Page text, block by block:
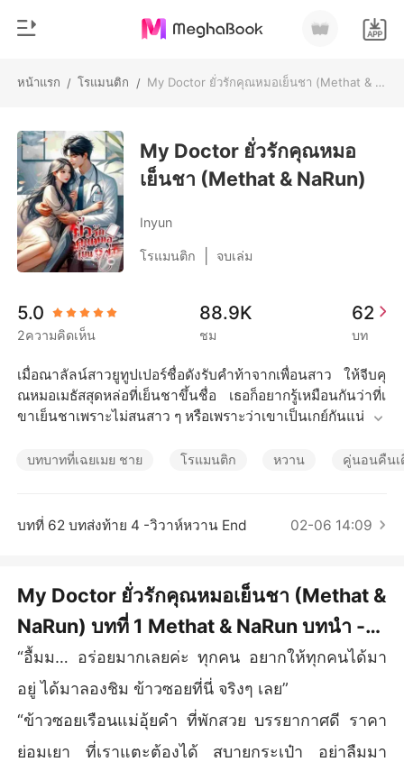
หน้าแรก / โรแมนติก / My Doctor ยั่วรักคุณหมอเย็นชา (Methat & NaRun)
0
เติมเงิน
ประวัติการอ่าน
ออกจากระบบ
ดาวน์โหลดแอป
หมวดหมู่
สมัยใหม่
ประวัติศาสตร์
โรแมนติก
มหาเศรษฐี
เรื่องสั้นคัดสรร
My Doctor ยั่วรักคุณหมอ
เย็นชา (Methat & NaRun)
Inyun
โรแมนติก จบเล่ม
5.0
2ความคิดเห็น
88.9K
ชม
62
บท
เมื่อณาลัลน์สาวยูทูปเปอร์ชื่อดังรับคำท้าจากเพื่อนสาว ให้จีบคุ
ณหมอเมธัสสุดหล่อที่เย็นชาขึ้นชื่อ เธอก็อยากรู้เหมือนกันว่าที่เ
ขาเย็นชาเพราะไม่สนสาว ๆ หรือเพราะว่าเขาเป็นเกย์กันแน่นะ!
บทบาทที่เฉยเมย ชาย โรแมนติก หวาน คู่นอนคืนเ
บทที่ 62 บทส่งท้าย 4 -วิวาห์หวาน End 02-06 14:09
My Doctor ยั่วรักคุณหมอเย็นชา (Methat &
NaRun) บทที่ 1 Methat & NaRun บทนำ -
คุณหมอสุดหล่อคนนั้นเป็นเกย์!
“อื้มม… อร่อยมากเลยค่ะ ทุกคน อยากให้ทุกคนได้มา
อยู่ ได้มาลองชิม ข้าวซอยที่นี่ จริงๆ เลย”
“ข้าวซอยเรือนแม่อุ้ยคำ ที่พักสวย บรรยากาศดี ราคา
ย่อมเยา ที่เราแตะต้องได้ สบายกระเป๋า อย่าลืมมา